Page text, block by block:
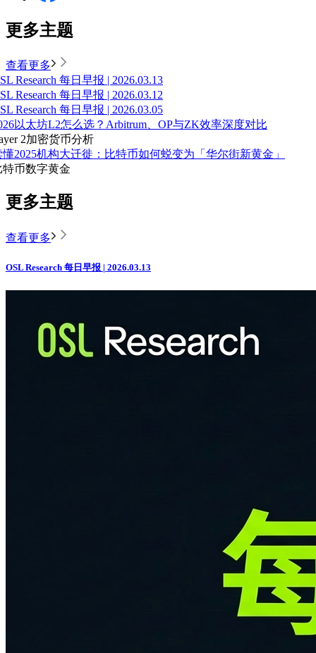
更多主题
查看更多
Research 每日早报 | 2026.03.13
Research 每日早报 | 2026.03.12
Research 每日早报 | 2026.03.05
以太坊L2怎么选？Arbitrum、OP与ZK效率深度对比
2加密货币分析
懂2025机构大迁徙：比特币如何蜕变为「华尔街新黄金」
特币数字黄金
更多主题
查看更多
OSL Research 每日早报 | 2026.03.13